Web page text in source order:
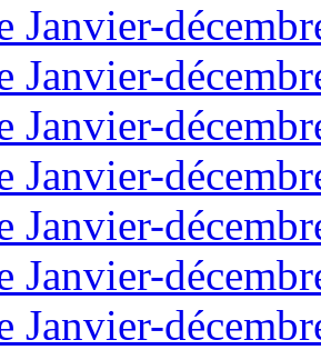
Janvier-
Janvier-
Janvier-
Janvier-
Janvier-
Janvier-
Janvier-